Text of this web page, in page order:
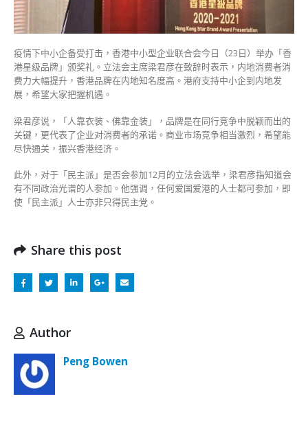
会
选
举〉
中
疫情下中小企备受打击，香港中小型企业联合会今日（23日）举办「香
港星级品牌」颁奖礼。立法会主席梁君彦在致辞时表示，内地消费者消
费力大幅提升，香港品牌在内地知名度高。港府支持中小企到内地发
展，希望大家把握机遇。
梁君彦说，「人靠衣装、佛靠金装」，品牌是在同行竞争中脱颖而出的
关键，更代表了企业对消费者的承诺。商业市场竞争相当激烈，希望能
尽快通关，振兴香港经济。
此外，对于「民主派」是否会参加12月的立法会选举，梁君彦指知道会
有不同政治光谱的人参加。他强调，任何爱国爱港的人士都可参加，即
使「民主派」人士亦非只得民主党。
Share this post
Author
Peng Bowen